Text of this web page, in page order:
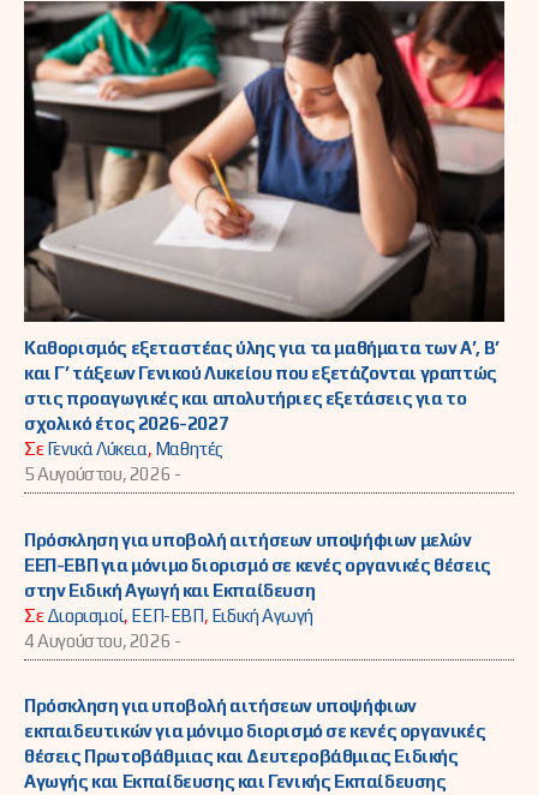
Καθορισμός εξεταστέας ύλης για τα μαθήματα των Α’, Β’
και Γ’ τάξεων Γενικού Λυκείου που εξετάζονται γραπτώς
στις προαγωγικές και απολυτήριες εξετάσεις για το
σχολικό έτος 2026-2027
ΣεΓενικά Λύκεια, Μαθητές
5 Αυγούστου, 2026 -
Πρόσκληση για υποβολή αιτήσεων υποψήφιων μελών
ΕΕΠ-ΕΒΠ για μόνιμο διορισμό σε κενές οργανικές θέσεις
στην Ειδική Αγωγή και Εκπαίδευση
ΣεΔιορισμοί, ΕΕΠ-ΕΒΠ, Ειδική Αγωγή
4 Αυγούστου, 2026 -
Πρόσκληση για υποβολή αιτήσεων υποψήφιων
εκπαιδευτικών για μόνιμο διορισμό σε κενές οργανικές
θέσεις Πρωτοβάθμιας και Δευτεροβάθμιας Ειδικής
Αγωγής και Εκπαίδευσης και Γενικής Εκπαίδευσης